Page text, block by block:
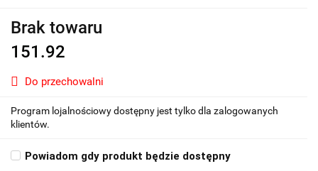
Brak towaru
151.92
Do przechowalni
Program lojalnościowy dostępny jest tylko dla zalogowanych
klientów.
Powiadom gdy produkt będzie dostępny